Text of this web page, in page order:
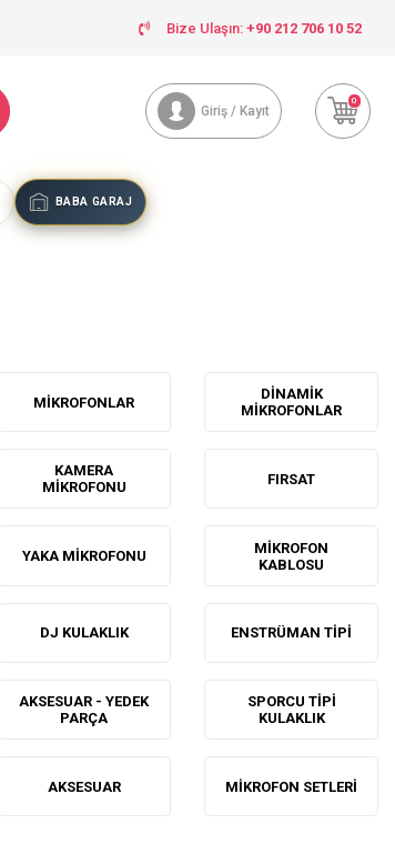
Bize Ulaşın: +90 212 706 10 52
Giriş / Kayıt
0
BABA GARAJ
MIKROFONLAR
DINAMIK
MIKROFONLAR
KAMERA
MIKROFONU
FIRSAT
YAKA MIKROFONU
MIKROFON
KABLOSU
DJ KULAKLIK ENSTRÜMAN TIPI
AKSESUAR - YEDEK
PARÇA
SPORCU TIPI
KULAKLIK
AKSESUAR MIKROFON SETLERI